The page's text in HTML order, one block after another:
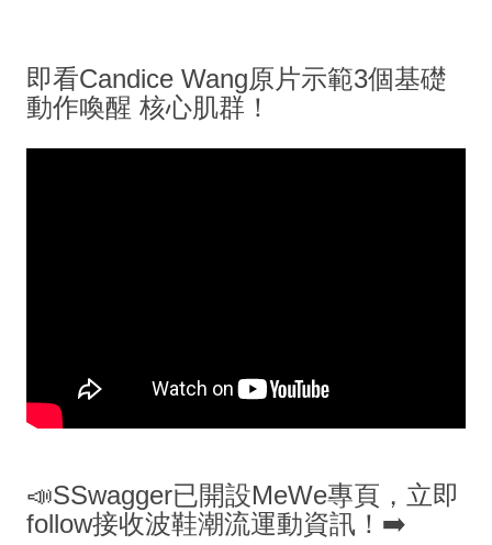
即看Candice Wang原片示範3個基礎
動作喚醒 核心肌群！
📣SSwagger已開設MeWe專頁，立即
follow接收波鞋潮流運動資訊！➡️